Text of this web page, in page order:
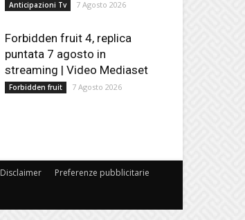
Anticipazioni Tv 7 Agosto 2026
Forbidden fruit 4, replica
puntata 7 agosto in
streaming | Video Mediaset
Forbidden fruit 7 Agosto 2026
Disclaimer Preferenze pubblicitarie